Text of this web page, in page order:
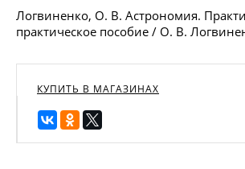
Логвиненко, О. В. Астрономия.
практическое пособие / О. В.
КУПИТЬ В МАГАЗИНАХ